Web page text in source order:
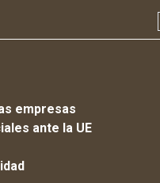
empresas
ante la UE